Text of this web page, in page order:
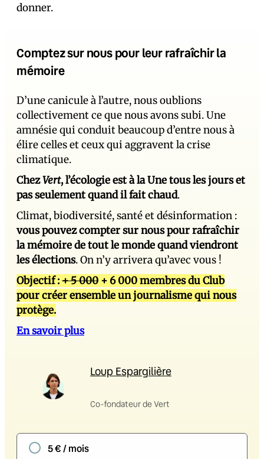
donner.
Comptez sur nous pour leur rafraîchir la
mémoire
D’une canicule à l’autre, nous oublions
collectivement ce que nous avons subi. Une
amnésie qui conduit beaucoup d’entre nous à
élire celles et ceux qui aggravent la crise
climatique.
ChezVert, l’écologie est à la Une tous les jours et
pas seulement quand il fait chaud.
Climat, biodiversité, santé et désinformation :
vous pouvez compter sur nous pour rafraîchir
la mémoire de tout le monde quand viendront
les élections. On n’y arrivera qu’avec vous !
Objectif :+ 5 000 + 6 000 membres du Club
pour créer ensemble un journalisme qui nous
protège.
En savoir plus
Loup Espargilière
Co-fondateur de Vert
5 € / mois